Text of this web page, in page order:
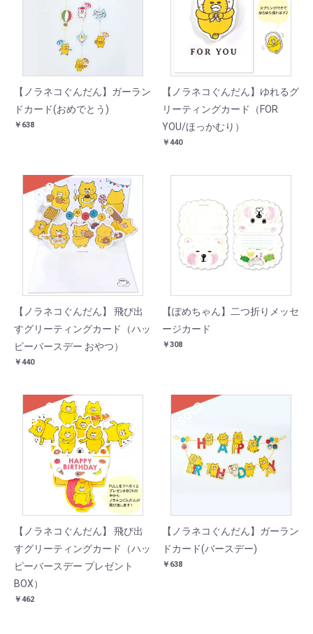
【ノラネコぐんだん】ガーラン
ドカード(おめでとう)
￥638
【ノラネコぐんだん】ゆれるグ
リーティングカード（FOR
YOU/ほっかむり）
￥440
SOLD
【ノラネコぐんだん】 飛び出
すグリーティングカード（ハッ
ピーバースデー おやつ）
￥440
【ぽめちゃん】二つ折りメッセ
ージカード
￥308
SOLD
【ノラネコぐんだん】 飛び出
すグリーティングカード（ハッ
ピーバースデー プレゼント
BOX）
￥462
SOLD
【ノラネコぐんだん】ガーラン
ドカード(バースデー)
￥638